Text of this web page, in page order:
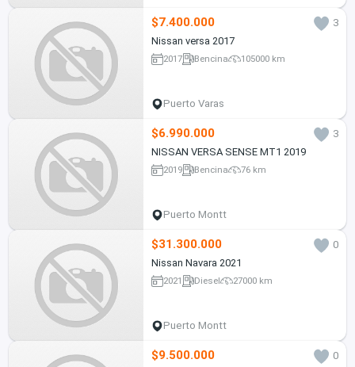
$7.400.000
3
Nissan versa 2017
2017 Bencina 105000 km
Puerto Varas
$6.990.000
3
NISSAN VERSA SENSE MT1 2019
2019 Bencina 76 km
Puerto Montt
$31.300.000
0
Nissan Navara 2021
2021 Diesel 27000 km
Puerto Montt
$9.500.000
0